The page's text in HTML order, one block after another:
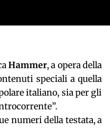
Hammer, a opera della
speciali a quella
italiano, sia per gli
numeri della testata, a